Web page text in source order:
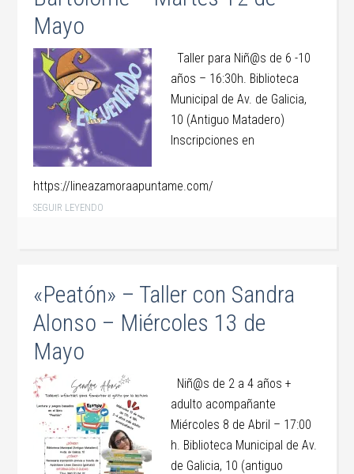
Mayo
Taller para Niñ@s de 6 -10
años – 16:30h. Biblioteca
Municipal de Av. de Galicia,
10 (Antiguo Matadero)
Inscripciones en
https://lineazamoraapuntame.com/
SEGUIR LEYENDO
«Peatón» – Taller con Sandra
Alonso – Miércoles 13 de
Mayo
Niñ@s de 2 a 4 años +
adulto acompañante
Miércoles 8 de Abril – 17:00
h. Biblioteca Municipal de Av.
de Galicia, 10 (antiguo